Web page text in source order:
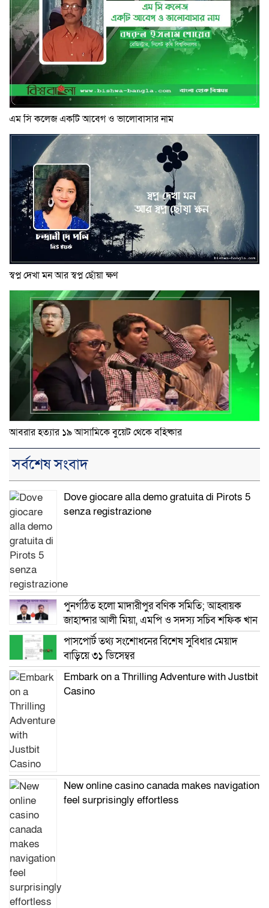
এম সি কলেজ একটি আবেগ ও ভালোবাসার নাম
স্বপ্ন দেখা মন আর স্বপ্ন ছোঁয়া ক্ষণ
আবরার হত্যার ১৯ আসামিকে বুয়েট থেকে বহিষ্কার
সর্বশেষ সংবাদ
Dove giocare alla demo gratuita di Pirots 5
senza registrazione
পুনর্গঠিত হলো মাদারীপুর বণিক সমিতি; আহ্বায়ক
জাহান্দার আলী মিয়া, এমপি ও সদস্য সচিব শফিক খান
পাসপোর্ট তথ্য সংশোধনের বিশেষ সুবিধার মেয়াদ
বাড়িয়ে ৩১ ডিসেম্বর
Embark on a Thrilling Adventure with Justbit
Casino
New online casino canada makes navigation
feel surprisingly effortless